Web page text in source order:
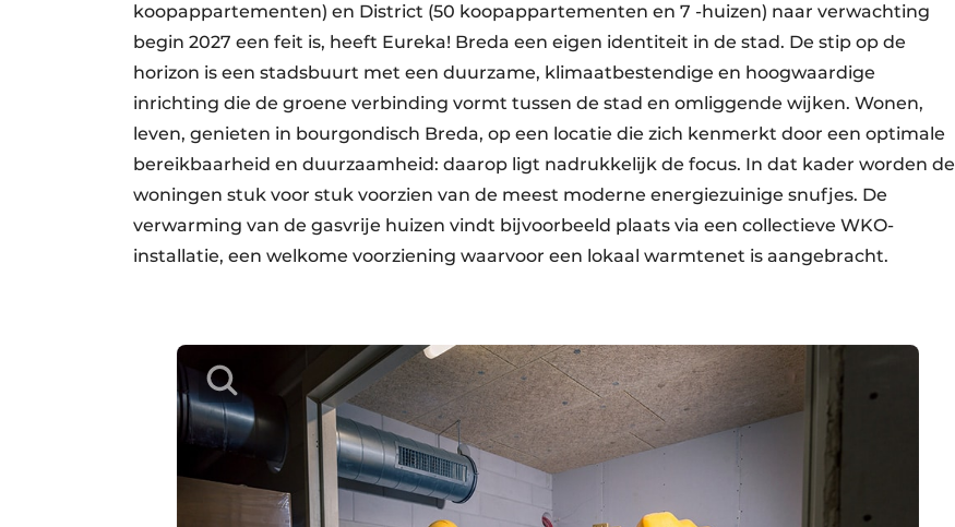
koopappartementen) en District (50 koopappartementen en 7 -huizen) naar verwachting
begin 2027 een feit is, heeft Eureka! Breda een eigen identiteit in de stad. De stip op de
horizon is een stadsbuurt met een duurzame, klimaatbestendige en hoogwaardige
inrichting die de groene verbinding vormt tussen de stad en omliggende wijken. Wonen,
leven, genieten in bourgondisch Breda, op een locatie die zich kenmerkt door een optimale
bereikbaarheid en duurzaamheid: daarop ligt nadrukkelijk de focus. In dat kader worden de
woningen stuk voor stuk voorzien van de meest moderne energiezuinige snufjes. De
verwarming van de gasvrije huizen vindt bijvoorbeeld plaats via een collectieve WKO-
installatie, een welkome voorziening waarvoor een lokaal warmtenet is aangebracht.